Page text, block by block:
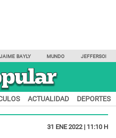
JAIME BAYLY MUNDO JEFFERSON
ACTUALIDAD DEPORTES
31 ENE 2022 | 11:10 H